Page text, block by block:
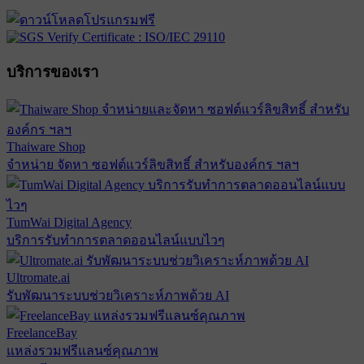
บริการของเรา
Thaiware Shop
จำหน่าย จัดหา ซอฟต์แวร์ลิขสิทธิ์ สำหรับองค์กร ฯลฯ
TumWai Digital Agency
บริการรับทำการตลาดออนไลน์แบบไวๆ
Ultromate.ai
รับพัฒนาระบบช่วยวิเคราะห์ภาพด้วย AI
FreelanceBay
แหล่งรวมฟรีแลนซ์คุณภาพ